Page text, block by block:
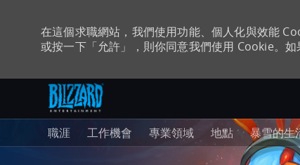
在這個求職網站，我們使用功能、個人化與效能
或按一下「允許」，則你同意我們使用 Cookie。
跳至主要內容
職涯 工作機會 專業領域 地點 暴雪的生